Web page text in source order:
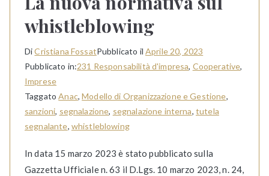
whistleblowing
DiCristiana FossatPubblicato il Aprile 20, 2023
Pubblicato in:231 Responsabilità d'impresa, Cooperative,
Imprese
TaggatoAnac,Modello di Organizzazione e Gestione,
sanzioni, segnalazione, segnalazione interna, tutela
segnalante, whistleblowing
In data 15 marzo 2023 è stato pubblicato sulla
Gazzetta Ufficiale n. 63 il D.Lgs. 10 marzo 2023, n. 24,